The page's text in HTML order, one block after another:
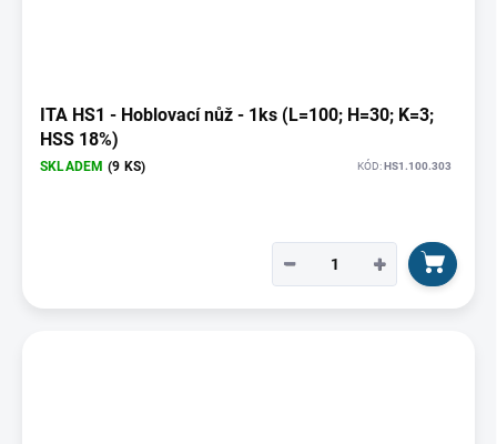
ITA HS1 - Hoblovací nůž - 1ks (L=100; H=30; K=3;
HSS 18%)
SKLADEM (9 KS) KÓD:HS1.100.303
+
−